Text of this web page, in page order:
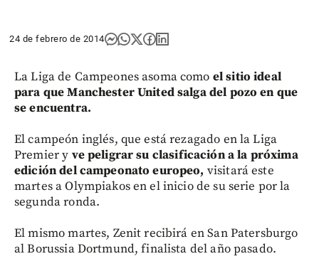
24 de febrero de 2014
La Liga de Campeones asoma como el sitio ideal
para que Manchester United salga del pozo en que
se encuentra.
El campeón inglés, que está rezagado en la Liga
Premier y ve peligrar su clasificación a la próxima
edición del campeonato europeo, visitará este
martes a Olympiakos en el inicio de su serie por la
segunda ronda.
El mismo martes, Zenit recibirá en San Patersburgo
al Borussia Dortmund, finalista del año pasado.